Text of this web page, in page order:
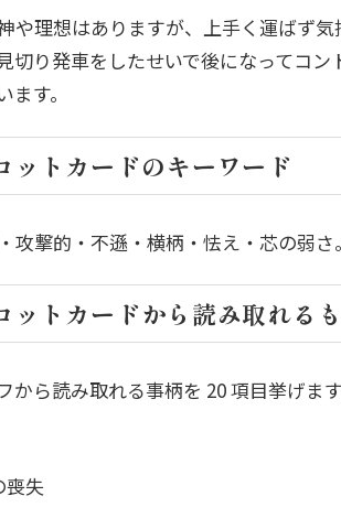
や理想はありますが、上手く運ばず
切り発車をしたせいで後になってコ
す。
ットカードのキーワード
攻撃的・不遜・横柄・怯え・芯の弱さ。
ットカードから読み取れる
から読み取れる事柄を 20 項目挙げま
喪失